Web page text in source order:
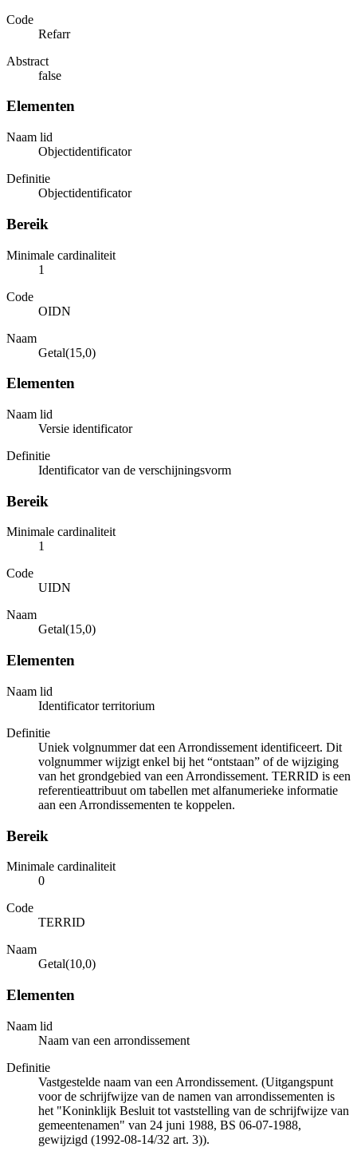
Code
Refarr
Abstract
false
Elementen
Naam lid
Objectidentificator
Definitie
Objectidentificator
Bereik
Minimale cardinaliteit
1
Code
OIDN
Naam
Getal(15,0)
Elementen
Naam lid
Versie identificator
Definitie
Identificator van de verschijningsvorm
Bereik
Minimale cardinaliteit
1
Code
UIDN
Naam
Getal(15,0)
Elementen
Naam lid
Identificator territorium
Definitie
Uniek volgnummer dat een Arrondissement identificeert. Dit
volgnummer wijzigt enkel bij het “ontstaan” of de wijziging
van het grondgebied van een Arrondissement. TERRID is een
referentieattribuut om tabellen met alfanumerieke informatie
aan een Arrondissementen te koppelen.
Bereik
Minimale cardinaliteit
0
Code
TERRID
Naam
Getal(10,0)
Elementen
Naam lid
Naam van een arrondissement
Definitie
Vastgestelde naam van een Arrondissement. (Uitgangspunt
voor de schrijfwijze van de namen van arrondissementen is
het "Koninklijk Besluit tot vaststelling van de schrijfwijze van
gemeentenamen" van 24 juni 1988, BS 06-07-1988,
gewijzigd (1992-08-14/32 art. 3)).